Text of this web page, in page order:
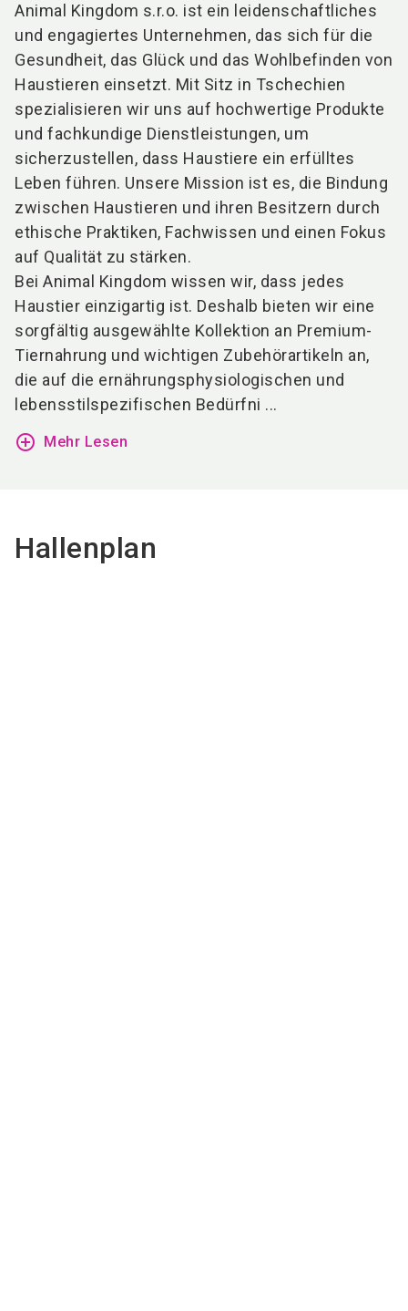
Animal Kingdom s.r.o. ist ein leidenschaftliches
und engagiertes Unternehmen, das sich für die
Gesundheit, das Glück und das Wohlbefinden von
Haustieren einsetzt. Mit Sitz in Tschechien
spezialisieren wir uns auf hochwertige Produkte
und fachkundige Dienstleistungen, um
sicherzustellen, dass Haustiere ein erfülltes
Leben führen. Unsere Mission ist es, die Bindung
zwischen Haustieren und ihren Besitzern durch
ethische Praktiken, Fachwissen und einen Fokus
auf Qualität zu stärken.
Bei Animal Kingdom wissen wir, dass jedes
Haustier einzigartig ist. Deshalb bieten wir eine
sorgfältig ausgewählte Kollektion an Premium-
Tiernahrung und wichtigen Zubehörartikeln an,
die auf die ernährungsphysiologischen und
lebensstilspezifischen Bedürfni ...
add_circle_outline Mehr Lesen
Hallenplan